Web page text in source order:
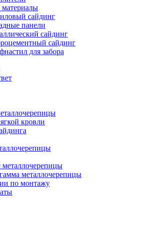
сайдинг
панели
сайдинг
сайдинг
для забора
кровли
металлочерепицы
по монтажу